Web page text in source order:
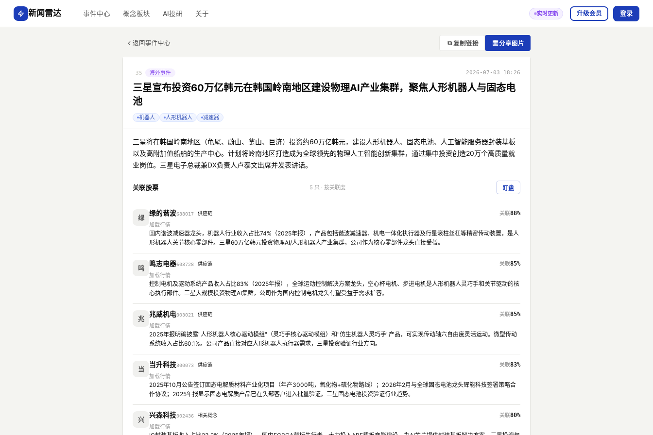
新闻雷达 事件中心 概念板块 AI投研 关于 实时更新 升级会员 登录
返回事件中心 ⧉ 复制链接 ▦分享图片
35 海外事件 2026-07-03 18:26
三星宣布投资60万亿韩元在韩国岭南地区建设物理AI产业集群，聚焦人形机器人与固态电
池
机器人 人形机器人 减速器
三星将在韩国岭南地区（龟尾、蔚山、釜山、巨济）投资约60万亿韩元，建设人形机器人、固态电池、人工智能服务器封装基板
以及高附加值船舶的生产中心。计划将岭南地区打造成为全球领先的物理人工智能创新集群，通过集中投资创造20万个高质量就
业岗位。三星电子总裁兼DX负责人卢泰文出席并发表讲话。
关联股票 5 只 · 按关联度 盯盘
绿
绿的谐波688017 供应链
88%
加载行情
国内谐波减速器龙头，机器人行业收入占比74%（2025年报），产品包括谐波减速器、机电一体化执行器及行星滚柱丝杠等精密传动装置，是人
形机器人关节核心零部件。三星60万亿韩元投资物理AI/人形机器人产业集群，公司作为核心零部件龙头直接受益。
鸣
鸣志电器603728 供应链
85%
加载行情
控制电机及驱动系统产品收入占比83%（2025年报），全球运动控制解决方案龙头，空心杯电机、步进电机是人形机器人灵巧手和关节驱动的核
心执行部件。三星大规模投资物理AI集群，公司作为国内控制电机龙头有望受益于需求扩容。
兆
兆威机电003021 供应链
85%
加载行情
2025年报明确披露"人形机器人核心驱动模组"（灵巧手核心驱动模组）和"仿生机器人灵巧手"产品，可实现传动轴六自由度灵活运动。微型传动
系统收入占比60.1%。公司产品直接对应人形机器人执行器需求，三星投资验证行业方向。
当
当升科技300073 供应链
83%
加载行情
2025年10月公告签订固态电解质材料产业化项目（年产3000吨，氧化物+硫化物路线）；2026年2月与全球固态电池龙头辉能科技签署策略合
作协议；2025年报显示固态电解质产品已在头部客户进入批量验证。三星固态电池投资验证行业趋势。
兴
兴森科技002436 相关概念
80%
加载行情